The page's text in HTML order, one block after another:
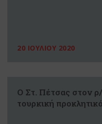
20 ΙΟΥΛΙΟΥ 2020
Ο Στ. Πέτσας στον
τουρκική